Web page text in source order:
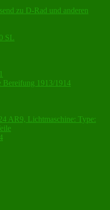
zu D-Rad und anderen
SL
Bereifung 1913/1914
AR9, Lichtmaschine: Type: